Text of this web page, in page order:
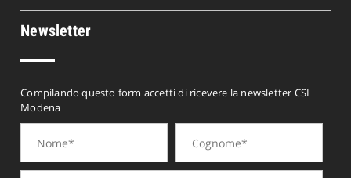
Newsletter
Compilando questo form accetti di ricevere la newsletter CSI
Modena